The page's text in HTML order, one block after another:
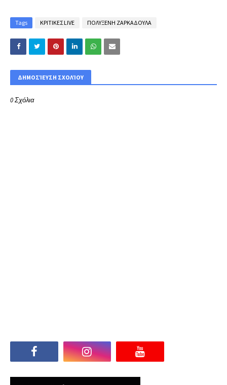
Tags ΚΡΙΤΙΚΕΣ LIVE ΠΟΛΥΞΕΝΗ ΖΑΡΚΑΔΟΥΛΑ
ΔΗΜΟΣΊΕΥΣΗ ΣΧΟΛΊΟΥ
0 Σχόλια